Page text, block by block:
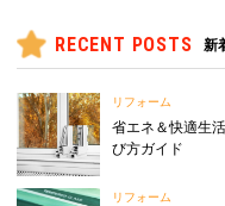
RECENT POSTS 新
リフォーム
省エネ＆快適生
び方ガイド
リフォーム